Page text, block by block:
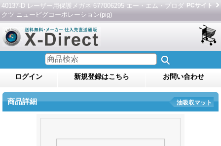
40137-D レーザー用保護メガネ 677006295 エー・エム・プロダ
クツ ニューピグコーポレーション(pig)
PCサイト
ログイン 新規登録はこちら お問い合わせ
商品詳細 油吸収マット